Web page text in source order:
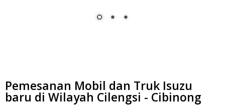
Pemesanan Mobil dan Truk Isuzu
baru di Wilayah Cilengsi - Cibinong